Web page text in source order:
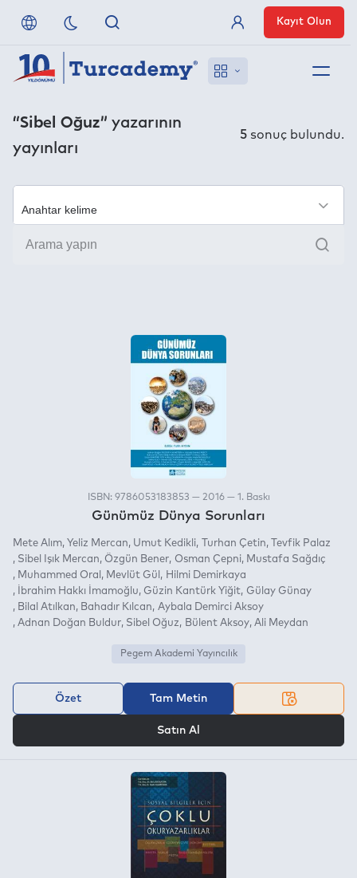
Referanslarımız
Uzaktan Erişim
Nasıl Erişirim
Üye Girişi
Kayıt Olun
“Sibel Oğuz” yazarının
yayınları
5 sonuç bulundu.
Ara
ISBN: 9786053183853 — 2016 — 1. Baskı
Günümüz Dünya Sorunları
Mete Alım Yeliz Mercan Umut Kedikli Turhan Çetin
Tevfik Palaz
Sibel Işık Mercan
Özgün Bener Osman Çepni
Mustafa Sağdıç
Muhammed Oral
Mevlüt Gül
Hilmi Demirkaya
İbrahim Hakkı İmamoğlu
Güzin Kantürk Yiğit
Gülay Günay
Bilal Atılkan
Bahadır Kılcan
Aybala Demirci Aksoy
Adnan Doğan Buldur Sibel Oğuz Bülent Aksoy Ali Meydan
Pegem Akademi Yayıncılık
Özet Tam Metin
Satın Al